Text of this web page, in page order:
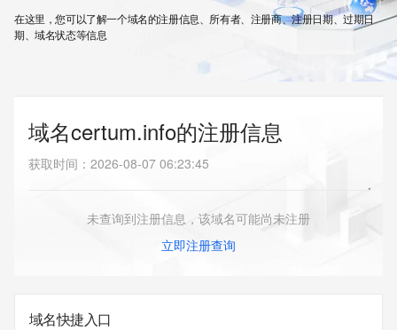
在这里，您可以了解一个域名的注册信息、所有者、注册商、注册日期、过期日
期、域名状态等信息
域名certum.info的注册信息
获取时间 ： 2026-08-07 06:23:45
未查询到注册信息，该域名可能尚未注册
立即注册查询
域名快捷入口